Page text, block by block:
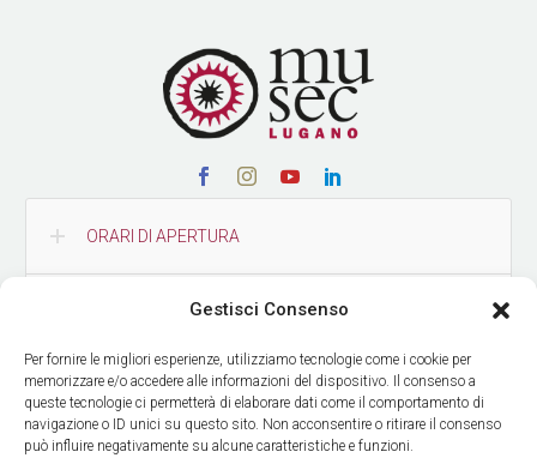
Gestisci Consenso
Per fornire le migliori esperienze, utilizziamo tecnologie come i cookie per
memorizzare e/o accedere alle informazioni del dispositivo. Il consenso a
queste tecnologie ci permetterà di elaborare dati come il comportamento di
navigazione o ID unici su questo sito. Non acconsentire o ritirare il consenso
può influire negativamente su alcune caratteristiche e funzioni.
ORARI DI APERTURA
COME RAGGIUNGERCI